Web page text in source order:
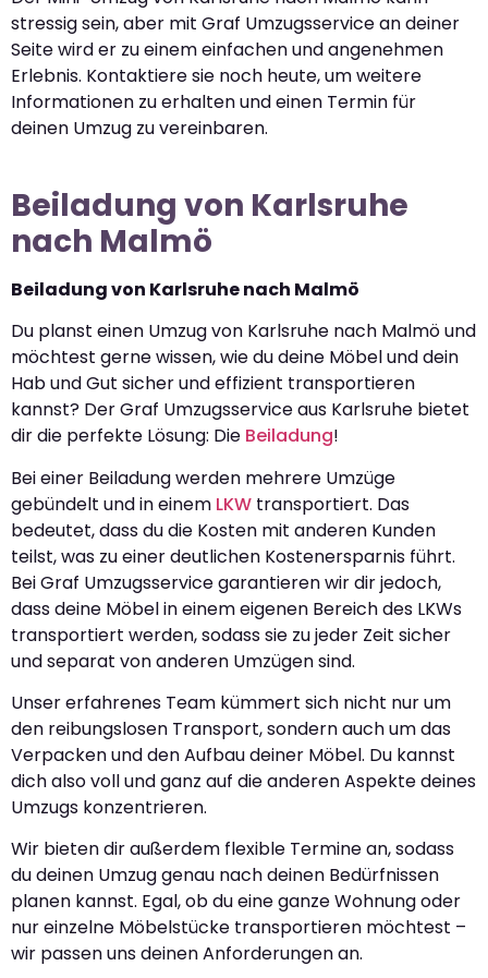
stressig sein, aber mit Graf Umzugsservice an deiner
Seite wird er zu einem einfachen und angenehmen
Erlebnis. Kontaktiere sie noch heute, um weitere
Informationen zu erhalten und einen Termin für
deinen Umzug zu vereinbaren.
Beiladung von Karlsruhe
nach Malmö
Beiladung von Karlsruhe nach Malmö
Du planst einen Umzug von Karlsruhe nach Malmö und
möchtest gerne wissen, wie du deine Möbel und dein
Hab und Gut sicher und effizient transportieren
kannst? Der Graf Umzugsservice aus Karlsruhe bietet
dir die perfekte Lösung: Die Beiladung!
Bei einer Beiladung werden mehrere Umzüge
gebündelt und in einem LKW transportiert. Das
bedeutet, dass du die Kosten mit anderen Kunden
teilst, was zu einer deutlichen Kostenersparnis führt.
Bei Graf Umzugsservice garantieren wir dir jedoch,
dass deine Möbel in einem eigenen Bereich des LKWs
transportiert werden, sodass sie zu jeder Zeit sicher
und separat von anderen Umzügen sind.
Unser erfahrenes Team kümmert sich nicht nur um
den reibungslosen Transport, sondern auch um das
Verpacken und den Aufbau deiner Möbel. Du kannst
dich also voll und ganz auf die anderen Aspekte deines
Umzugs konzentrieren.
Wir bieten dir außerdem flexible Termine an, sodass
du deinen Umzug genau nach deinen Bedürfnissen
planen kannst. Egal, ob du eine ganze Wohnung oder
nur einzelne Möbelstücke transportieren möchtest –
wir passen uns deinen Anforderungen an.